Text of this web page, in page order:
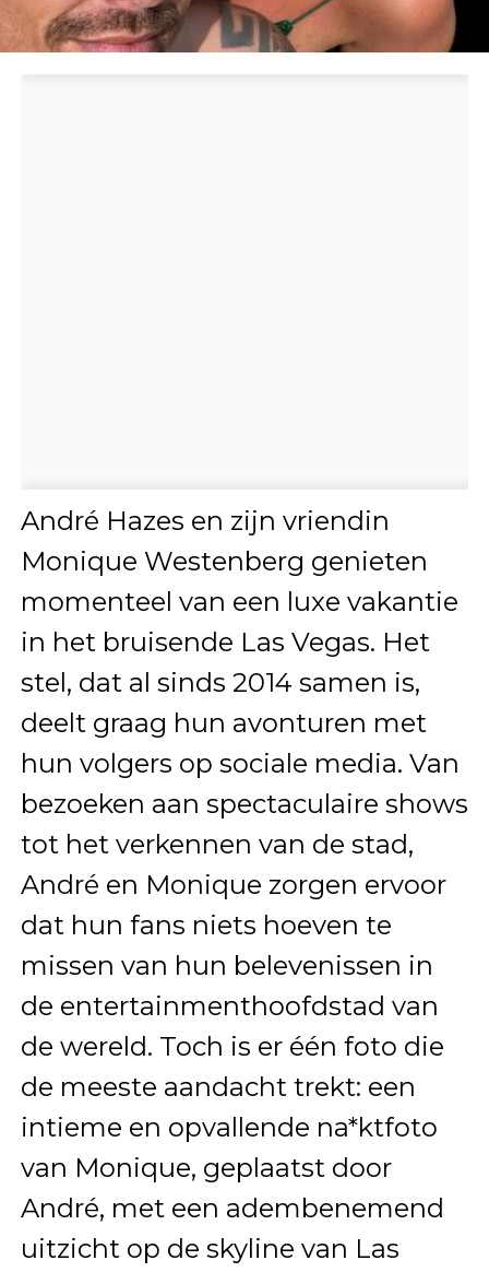
André Hazes en zijn vriendin
Monique Westenberg genieten
momenteel van een luxe vakantie
in het bruisende Las Vegas. Het
stel, dat al sinds 2014 samen is,
deelt graag hun avonturen met
hun volgers op sociale media. Van
bezoeken aan spectaculaire shows
tot het verkennen van de stad,
André en Monique zorgen ervoor
dat hun fans niets hoeven te
missen van hun belevenissen in
de entertainmenthoofdstad van
de wereld. Toch is er één foto die
de meeste aandacht trekt: een
intieme en opvallende na*ktfoto
van Monique, geplaatst door
André, met een adembenemend
uitzicht op de skyline van Las